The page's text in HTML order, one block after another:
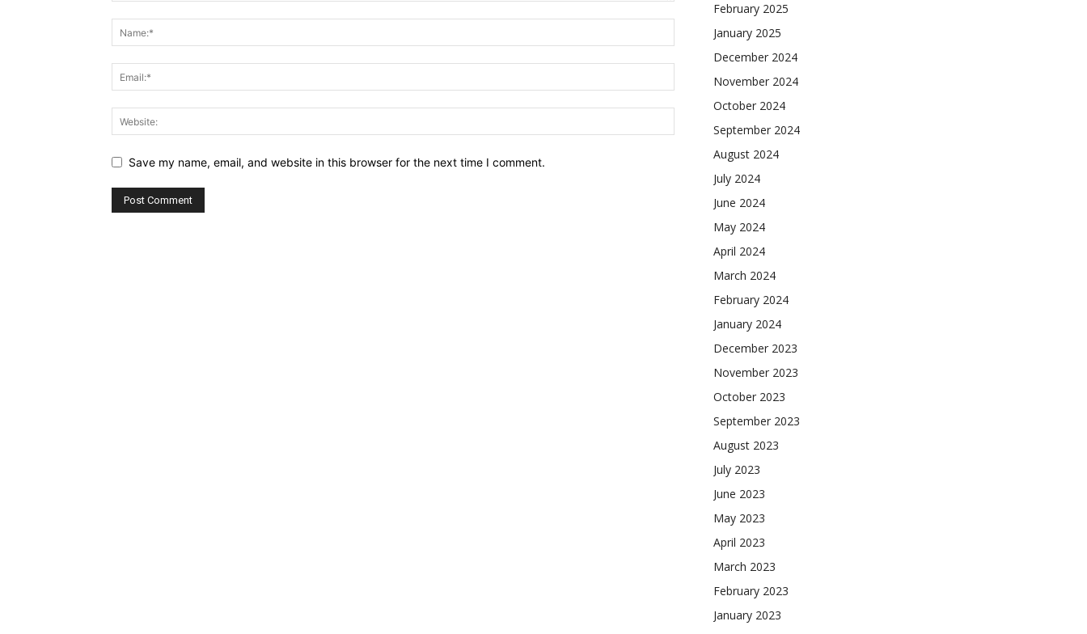
Save my name, email, and website in this browser for the next time I comment.
February 2025
January 2025
December 2024
November 2024
October 2024
September 2024
August 2024
July 2024
June 2024
May 2024
April 2024
March 2024
February 2024
January 2024
December 2023
November 2023
October 2023
September 2023
August 2023
July 2023
June 2023
May 2023
April 2023
March 2023
February 2023
January 2023